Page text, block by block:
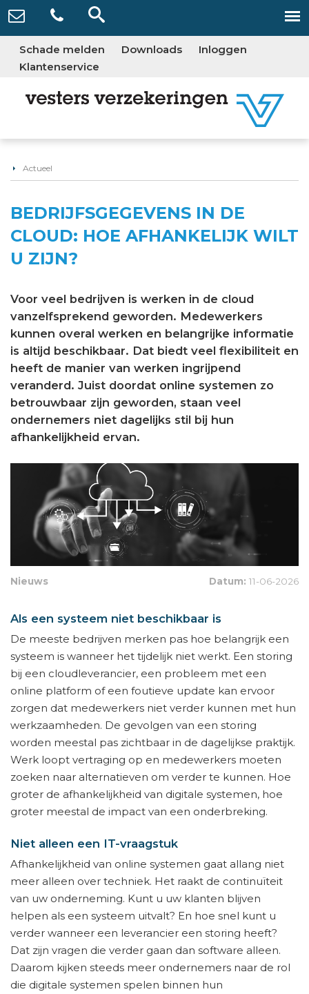
Schade melden Downloads
Inloggen
Klantenservice
Actueel
BEDRIJFSGEGEVENS IN DE
CLOUD: HOE AFHANKELIJK WILT
U ZIJN?
Voor veel bedrijven is werken in de cloud
vanzelfsprekend geworden. Medewerkers
kunnen overal werken en belangrijke informatie
is altijd beschikbaar. Dat biedt veel flexibiliteit en
heeft de manier van werken ingrijpend
veranderd. Juist doordat online systemen zo
betrouwbaar zijn geworden, staan veel
ondernemers niet dagelijks stil bij hun
afhankelijkheid ervan.
Nieuws Datum: 11-06-2026
Als een systeem niet beschikbaar is
De meeste bedrijven merken pas hoe belangrijk een
systeem is wanneer het tijdelijk niet werkt. Een storing
bij een cloudleverancier, een probleem met een
online platform of een foutieve update kan ervoor
zorgen dat medewerkers niet verder kunnen met hun
werkzaamheden. De gevolgen van een storing
worden meestal pas zichtbaar in de dagelijkse praktijk.
Werk loopt vertraging op en medewerkers moeten
zoeken naar alternatieven om verder te kunnen. Hoe
groter de afhankelijkheid van digitale systemen, hoe
groter meestal de impact van een onderbreking.
Niet alleen een IT-vraagstuk
Afhankelijkheid van online systemen gaat allang niet
meer alleen over techniek. Het raakt de continuïteit
van uw onderneming. Kunt u uw klanten blijven
helpen als een systeem uitvalt? En hoe snel kunt u
verder wanneer een leverancier een storing heeft?
Dat zijn vragen die verder gaan dan software alleen.
Daarom kijken steeds meer ondernemers naar de rol
die digitale systemen spelen binnen hun